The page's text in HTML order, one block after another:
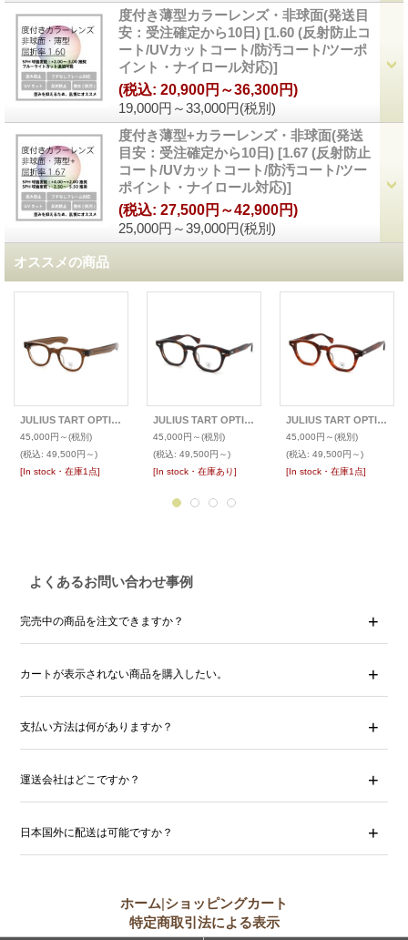
度付き薄型カラーレンズ・非球面(発送目
安：受注確定から10日) [1.60 (反射防止コ
ート/UVカットコート/防汚コート/ツーポ
イント・ナイロール対応)]
19,000円～33,000円(税別)
(税込: 20,900円～36,300円)
度付き薄型+カラーレンズ・非球面(発送
目安：受注確定から10日) [1.67 (反射防止
コート/UVカットコート/防汚コート/ツー
ポイント・ナイロール対応)]
25,000円～39,000円(税別)
(税込: 27,500円～42,900円)
オススメの商品
JULIUS TART OPTICAL ジュリアス タート オプティカル メガネ FDR-46-24
45,000円～(税別)
(税込: 49,500円～)
[In stock・在庫1点]
JULIUS TART OPTICAL ジュリアス タート オプティカル メガネ AR-48-22
45,000円～(税別)
(税込: 49,500円～)
[In stock・在庫あり]
JULIUS TART OPTICAL ジュリアス タート オプティカル メガネ AR-48-22
45,000円～(税別)
(税込: 49,500円～)
[In stock・在庫1点]
よくあるお問い合わせ事例
完売中の商品を注文できますか？
カートが表示されない商品を購入したい。
支払い方法は何がありますか？
運送会社はどこですか？
日本国外に配送は可能ですか？
ホーム|ショッピングカート
特定商取引法による表示